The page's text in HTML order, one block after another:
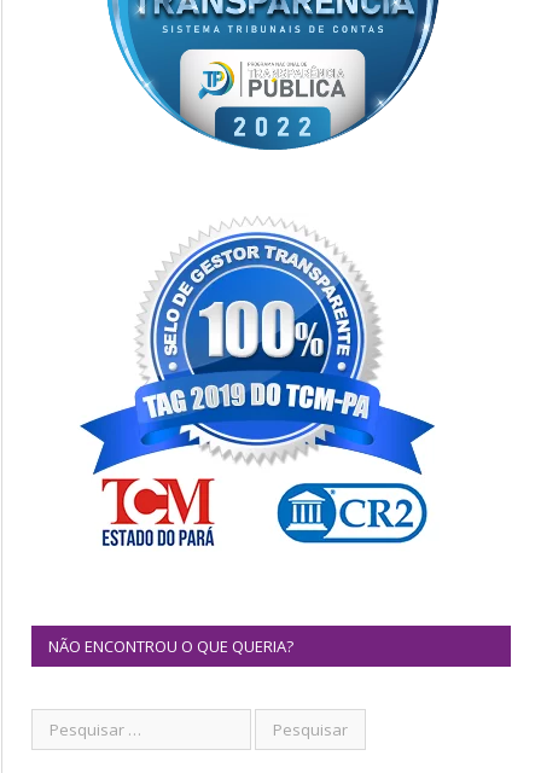
NÃO ENCONTROU O QUE QUERIA?